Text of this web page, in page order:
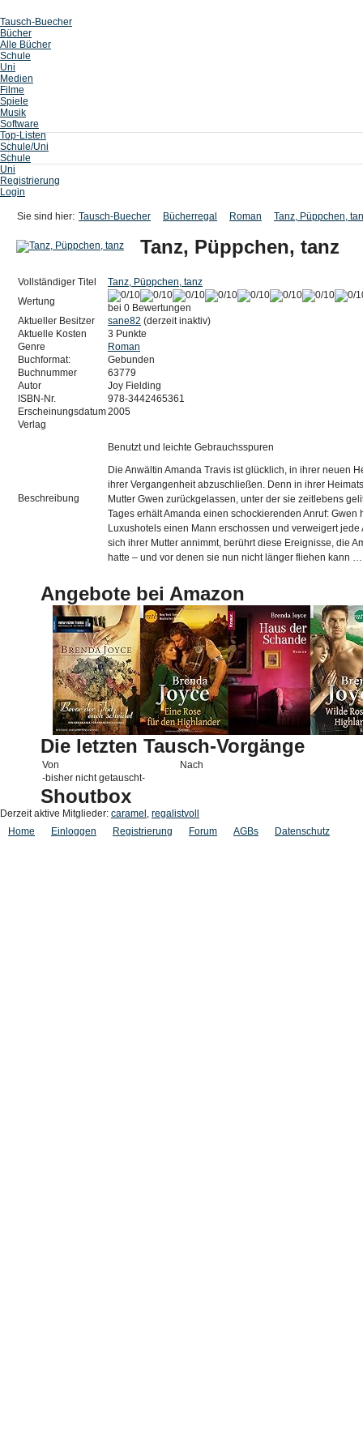
Tausch-Buecher
Bücher
Alle Bücher
Schule
Uni
Medien
Filme
Spiele
Musik
Software
Top-Listen
Schule/Uni
Schule
Uni
Registrierung
Login
Sie sind hier: Tausch-Buecher Bücherregal Roman Tanz, Püppchen,
Tanz, Püppchen, tanz
Vollständiger Titel
Tanz, Püppchen, tanz
Wertung
bei 0 Bewertungen
Aktueller Besitzer
sane82 (derzeit inaktiv)
Aktuelle Kosten
3 Punkte
Genre
Roman
Buchformat:
Gebunden
Buchnummer
63779
Autor
Joy Fielding
ISBN-Nr.
978-3442465361
Erscheinungsdatum2005
Verlag
Beschreibung
Benutzt und leichte Gebrauchsspuren
Die Anwältin Amanda Travis ist glücklich, in ihrer neuen
ihrer Vergangenheit abzuschließen. Denn in ihrer
Mutter Gwen zurückgelassen, unter der sie zeitlebens
Tages erhält Amanda einen schockierenden Anruf: Gwen
Luxushotels einen Mann erschossen und verweigert jede
sich ihrer Mutter annimmt, berührt diese Ereignisse, die
hatte – und vor denen sie nun nicht länger fliehen kann …
Angebote bei Amazon
Die letzten Tausch-Vorgänge
Von
Nach
-bisher nicht getauscht-
Shoutbox
Derzeit aktive Mitglieder: caramel , regalistvoll
Home
Einloggen Registrierung Forum AGBs Datenschutz